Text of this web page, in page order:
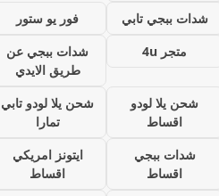
شدات ببجي تابي
فور يو ستور
متجر 4u
شدات ببجي عن
طريق الايدي
شحن يلا لودو
اقساط
شحن يلا لودو تابي
تمارا
شدات ببجي
اقساط
ايتونز امريكي
اقساط